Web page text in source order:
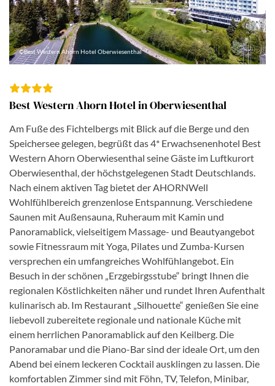
©Best Western Ahorn Hotel Oberwiesenthal
Best Western Ahorn Hotel in Oberwiesenthal
Am Fuße des Fichtelbergs mit Blick auf die Berge und den
Speichersee gelegen, begrüßt das 4* Erwachsenenhotel Best
Western Ahorn Oberwiesenthal seine Gäste im Luftkurort
Oberwiesenthal, der höchstgelegenen Stadt Deutschlands.
Nach einem aktiven Tag bietet der AHORNWell
Wohlfühlbereich grenzenlose Entspannung. Verschiedene
Saunen mit Außensauna, Ruheraum mit Kamin und
Panoramablick, vielseitigem Massage- und Beautyangebot
sowie Fitnessraum mit Yoga, Pilates und Zumba-Kursen
versprechen ein umfangreiches Wohlfühlangebot. Ein
Besuch in der schönen „Erzgebirgsstube“ bringt Ihnen die
regionalen Köstlichkeiten näher und rundet Ihren Aufenthalt
kulinarisch ab. Im Restaurant „Silhouette“ genießen Sie eine
liebevoll zubereitete regionale und nationale Küche mit
einem herrlichen Panoramablick auf den Keilberg. Die
Panoramabar und die Piano-Bar sind der ideale Ort, um den
Abend bei einem leckeren Cocktail ausklingen zu lassen. Die
komfortablen Zimmer sind mit Föhn, TV, Telefon, Minibar,